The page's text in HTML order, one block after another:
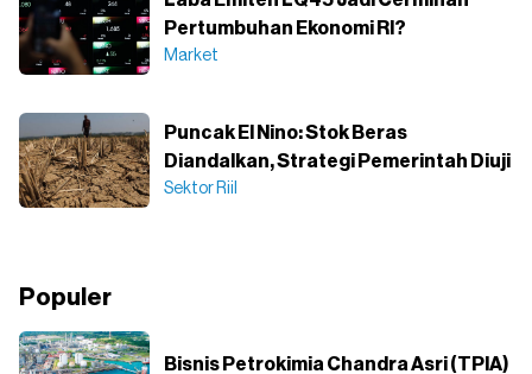
Pertumbuhan Ekonomi RI?
Market
Puncak El Nino: Stok Beras
Diandalkan, Strategi Pemerintah Diuji
Sektor Riil
Populer
Bisnis Petrokimia Chandra Asri (TPIA)